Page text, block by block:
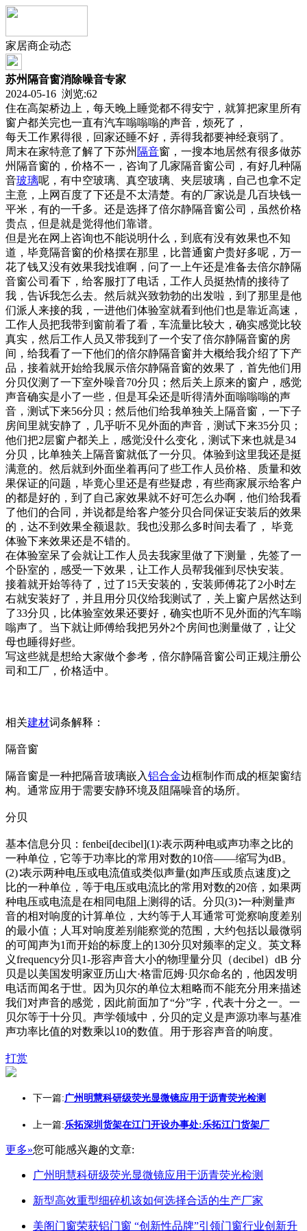
家居商企动态
苏州隔音窗消除噪音专家
2024-05-16 浏览:62
住在高架桥边上，每天晚上睡觉都不得安宁，就算把家里所有
窗户都关完也一直有汽车嗡嗡嗡的声音，烦死了，
每天工作累得很，回家还睡不好，弄得我都要神经衰弱了。
周末在家特意了解了下苏州 隔音窗，一搜本地居然有很多做苏
州隔音窗的，价格不一，咨询了几家隔音窗公司，有好几种隔
音玻璃呢，有中空玻璃、真空玻璃、夹层玻璃，自己也拿不定
主意，上网百度了下还是不太清楚。有的厂家说是几百块钱一
平米，有的一千多。还是选择了倍尔静隔音窗公司，虽然价格
贵点，但是就是觉得他们靠谱。
但是光在网上咨询也不能说明什么，到底有没有效果也不知
道，毕竟隔音窗的价格摆在那里，比普通窗户贵好多呢，万一
花了钱又没有效果我找谁啊，问了一上午还是准备去倍尔静隔
音窗公司看下，给客服打了电话，工作人员挺热情的接待了
我，告诉我怎么去。然后就兴致勃勃的出发啦，到了那里是他
们派人来接的我，一进他们体验室就看到他们也是靠近高速，
工作人员把我带到窗前看了看，车流量比较大，确实感觉比较
真实，然后工作人员又带我到了一个安了倍尔静隔音窗的房
间，给我看了一下他们的倍尔静隔音窗并大概给我介绍了下产
品，接着就开始给我展示倍尔静隔音窗的效果了，首先他们用
分贝仪测了一下室外噪音70分贝；然后关上原来的窗户，感觉
声音确实是小了一些，但是耳朵还是听得清外面嗡嗡嗡的声
音，测试下来56分贝；然后他们给我单独关上隔音窗，一下子
房间里就安静了，几乎听不见外面的声音，测试下来35分贝；
他们把2层窗户都关上，感觉没什么变化，测试下来也就是34
分贝，比单独关上隔音窗就低了一分贝。体验到这里我还是挺
满意的。然后就到外面坐着再问了些工作人员价格、质量和效
果保证的问题，毕竟心里还是有些疑虑，有些商家展示给客户
的都是好的，到了自己家效果就不好可怎么办啊，他们给我看
了他们的合同，并说都是给客户签分贝合同保证安装后的效果
的，达不到效果全额退款。我也没那么多时间去看了， 毕竟
体验下来效果还是不错的。
在体验室呆了会就让工作人员去我家里做了下测量，先签了一
个卧室的，感受一下效果，让工作人员帮我催到尽快安装。
接着就开始等待了，过了15天安装的，安装师傅花了2小时左
右就安装好了，并且用分贝仪给我测试了，关上窗户居然达到
了33分贝，比体验室效果还要好，确实也听不见外面的汽车嗡
嗡声了。当下就让师傅给我把另外2个房间也测量做了，让父
母也睡得好些。
写这些就是想给大家做个参考，倍尔静隔音窗公司正规注册公
司和工厂，价格适中。
相关建材词条解释：
隔音窗
隔音窗是一种把隔音玻璃嵌入铝合金边框制作而成的框架窗结
构。通常应用于需要安静环境及阻隔噪音的场所。
分贝
基本信息分贝：fenbei[decibel](1)∶表示两种电或声功率之比的
一种单位，它等于功率比的常用对数的10倍——缩写为dB。
(2)∶表示两种电压或电流值或类似声量(如声压或质点速度)之
比的一种单位，等于电压或电流比的常用对数的20倍，如果两
种电压或电流是在相同电阻上测得的话。分贝(3)∶一种测量声
音的相对响度的计算单位，大约等于人耳通常可觉察响度差别
的最小值；人耳对响度差别能察觉的范围，大约包括以最微弱
的可闻声为1而开始的标度上的130分贝对频率的定义。英文释
义frequency分贝1-形容声音大小的物理量分贝（decibel）dB 分
贝是以美国发明家亚历山大·格雷厄姆·贝尔命名的，他因发明
电话而闻名于世。因为贝尔的单位太粗略而不能充分用来描述
我们对声音的感觉，因此前面加了“分”字，代表十分之一。一
贝尔等于十分贝。声学领域中，分贝的定义是声源功率与基准
声功率比值的对数乘以10的数值。用于形容声音的响度。
打赏
下一篇:广州明慧科研级荧光显微镜应用于沥青荧光检测
上一篇:乐拓深圳货架在江门开设办事处:乐拓江门货架厂
更多»您可能感兴趣的文章:
广州明慧科研级荧光显微镜应用于沥青荧光检测
新型高效重型细碎机该如何选择合适的生产厂家
美阁门窗荣获铝门窗 “创新性品牌”引领门窗行业创新升